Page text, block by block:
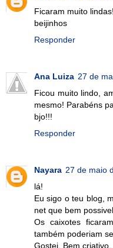
Ficaram muito lindas!
beijinhos
Responder
Ana Luiza 27 de
Ficou muito lindo,
mesmo! Parabéns
bjo!!!
Responder
Nayara 27 de maio
lá!
Eu sigo o teu blog,
net que bem
Os caixotes
também poderiam
Gostei. Bem criativo.